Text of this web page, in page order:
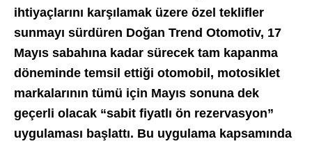
ihtiyaçlarını karşılamak üzere özel teklifler
sunmayı sürdüren Doğan Trend Otomotiv, 17
Mayıs sabahına kadar sürecek tam kapanma
döneminde temsil ettiği otomobil, motosiklet
markalarının tümü için Mayıs sonuna dek
geçerli olacak “sabit fiyatlı ön rezervasyon”
uygulaması başlattı. Bu uygulama kapsamında